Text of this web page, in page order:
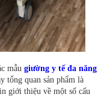
mẫugiường y tế đa năng
tổng quan sản phẩm là
giới thiệu về một số cấu